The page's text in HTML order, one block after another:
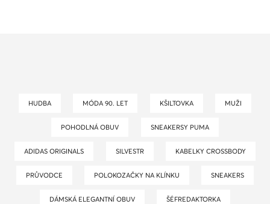
HUDBA MÓDA 90. LET KŠILTOVKA MUŽI
POHODLNÁ OBUV SNEAKERSY PUMA
ADIDAS ORIGINALS SILVESTR KABELKY CROSSBODY
PRŮVODCE POLOKOZAČKY NA KLÍNKU SNEAKERS
DÁMSKÁ ELEGANTNÍ OBUV ŠÉFREDAKTORKA